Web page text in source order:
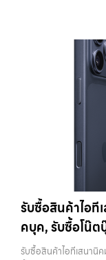
และได้รับการดูแลมาอ
การทำความสะอาดไม่
เช็ดตัวเครื่อง และทำค
ชาร์จ ก็เพียงพอแล้ว
มาก เครื่องที่ดูดีตั้งแต่ใ
5. ตรวจสอบสภาพเครื่
กำหนดราคา ไม่ว่าจะ
สิ่งที่ควรตรวจสอบ ได้
ปุ่มต่างๆ กดได้ครบหรือ
สำคัญคือแบตเตอรี่ ซึ่ง
เปอร์เซ็นต์ยังอยู่ในระ
กรณี การเปลี่ยนแบตก่
ดีว่าคุ้มค่าหรือไม่ 6. เ
สิ่งที่ช่วยให้คุณไม่เสียเ
ราคามากกว่าที่ควรจะเ
15,000 บาทiPhone
มือสอง: 17,000 บาท
ราคาตลาดมือสอง:
Max:iPhone 11 Pro
สอง: 18,000 บาท
ราคาตลาดมือสอง:
ได้ที่ 15,400 บาทรา
mini (ปี
เหลี่ยมสไตล์ใหม่ที่กลั
ขึ้นราคารับซื้อ
บางแค วัชรพล รามอิ
แมคบุค, รับซื้อโน๊ตบุ๊ค,
กรุงเทพฯ เราพร้อมใ
โทรศัพท์, รับซื้อแมคบุค
กับสินค้าไอที กรุงเทพ
ราคาสูง พร้อมจ่ายเงิ
เว็บไซต์ที่คุณไว้วางใจ
iPad, แท็บเล็ต ทุกยี่ห้
ลาดพร้าว, รัชดา, บาง
กรุงเทพฯ ใกล้ “ใกล้
ใหม่ๆ เปลี่ยนรุ่นกันแท
ที่ไม่ได้ใช้งานอยู่เฉยๆ เ
สามารถเปลี่ยนอุปกรณ์ที่
แท็บเล็ต, รับซื้อสินค้าไ
รับซื้อสินค้าไอที
คบุค, รับซื้อโน๊ต
เกี่ยวกับสินค้าไ
รับซื้อสินค้าไอทีเสนานิ